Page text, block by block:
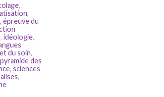
,
,
, épreuve du
, idéologie,
du soin,
pyramide des
, sciences
,